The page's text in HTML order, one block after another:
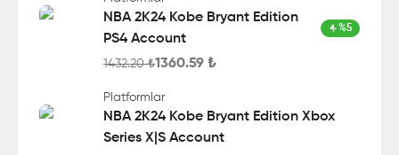
NBA 2K24 Kobe Bryant Edition
PS4 Account
%5
1432.20₺1360.59 ₺
Platformlar
NBA 2K24 Kobe Bryant Edition Xbox
Series X|S Account